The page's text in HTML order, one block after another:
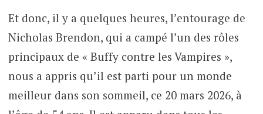
Et donc, il y a quelques heures, l’entourage de
Nicholas Brendon, qui a campé l’un des rôles
principaux de « Buffy contre les Vampires »,
nous a appris qu’il est parti pour un monde
meilleur dans son sommeil, ce 20 mars 2026, à